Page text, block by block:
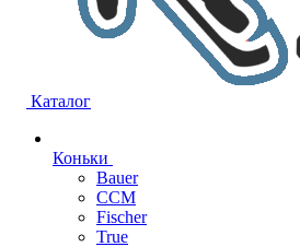
Каталог
Коньки
Bauer
CCM
Fischer
True